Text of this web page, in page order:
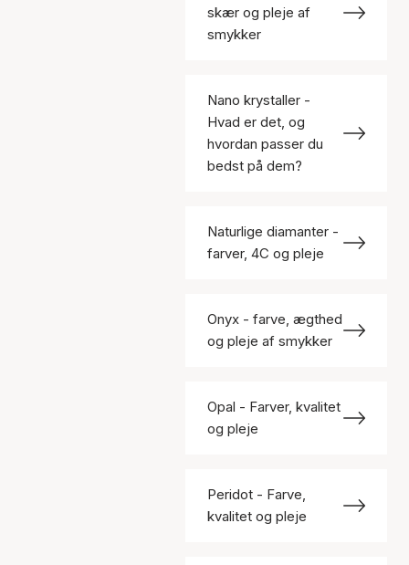
skær og pleje af
smykker
Nano krystaller -
Hvad er det, og
hvordan passer du
bedst på dem?
Naturlige diamanter -
farver, 4C og pleje
Onyx - farve, ægthed
og pleje af smykker
Opal - Farver, kvalitet
og pleje
Peridot - Farve,
kvalitet og pleje